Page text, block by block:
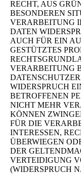
RECHT, AUS
BESONDEREN
VERARBEITUNG
DATEN
AUCH FÜR EIN
GESTÜTZTES
VERARBEITUNG
WIDERSPRUCH
BETROFFENEN
NICHT MEHR
KÖNNEN
FÜR DIE
INTERESSEN,
ÜBERWIEGEN
DER
VERTEIDIGUNG
(WIDERSPRUCH